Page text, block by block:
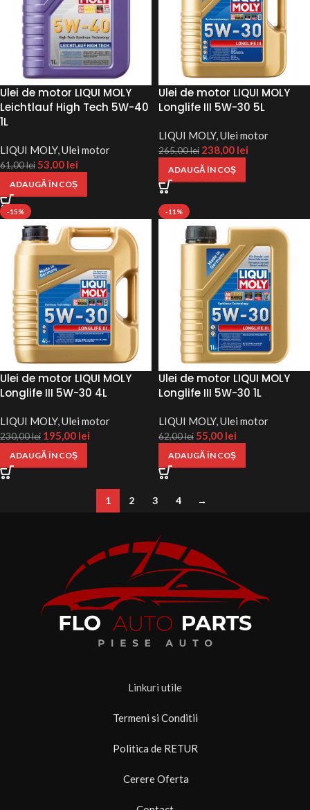
Ulei de motor LIQUI MOLY
Leichtlauf High Tech 5W-40
1L
LIQUI MOLY,Ulei motor
61,00lei53,00 lei
ADAUGĂ ÎN COȘ
Ulei de motor LIQUI MOLY
Longlife III 5W-30 5L
LIQUI MOLY,Ulei motor
265,00lei 238,00 lei
ADAUGĂ ÎN COȘ
-15%
Ulei de motor LIQUI MOLY
Longlife III 5W-30 4L
LIQUI MOLY,Ulei motor
230,00lei 195,00 lei
ADAUGĂ ÎN COȘ
-11%
Ulei de motor LIQUI MOLY
Longlife III 5W-30 1L
LIQUI MOLY,Ulei motor
62,00lei55,00 lei
ADAUGĂ ÎN COȘ
1 2 3 4 →
Linkuri utile
Termeni si Conditii
Politica de RETUR
Cerere Oferta